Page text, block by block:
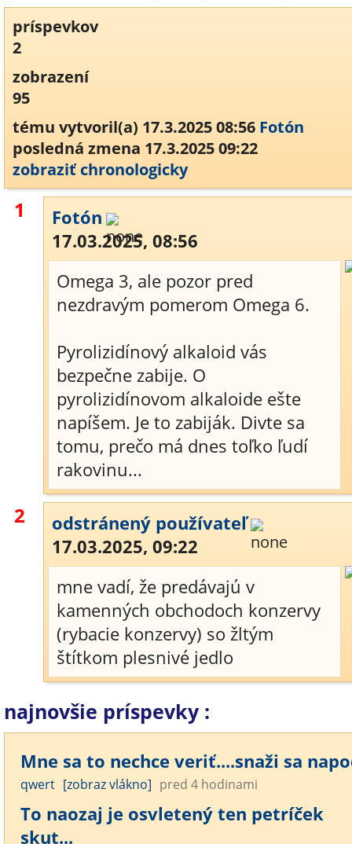
príspevkov
2
zobrazení
95
tému vytvoril(a) 17.3.2025 08:56 Fotón
posledná zmena 17.3.2025 09:22
zobraziť chronologicky
1
Fotón
17.03.2025, 08:56
Omega 3, ale pozor pred
nezdravým pomerom Omega 6.
Pyrolizidínový alkaloid vás
bezpečne zabije. O
pyrolizidínovom alkaloide ešte
napíšem. Je to zabiják. Divte sa
tomu, prečo má dnes toľko ľudí
rakovinu...
2
odstránený používateľ
17.03.2025, 09:22
mne vadí, že predávajú v
kamenných obchodoch konzervy
(rybacie konzervy) so žltým
štítkom plesnivé jedlo
najnovšie príspevky :
Mne sa to nechce veriť....snaži sa
qwert [zobraz vlákno] pred 4 hodinami
To naozaj je osvletený ten petríček
skut...